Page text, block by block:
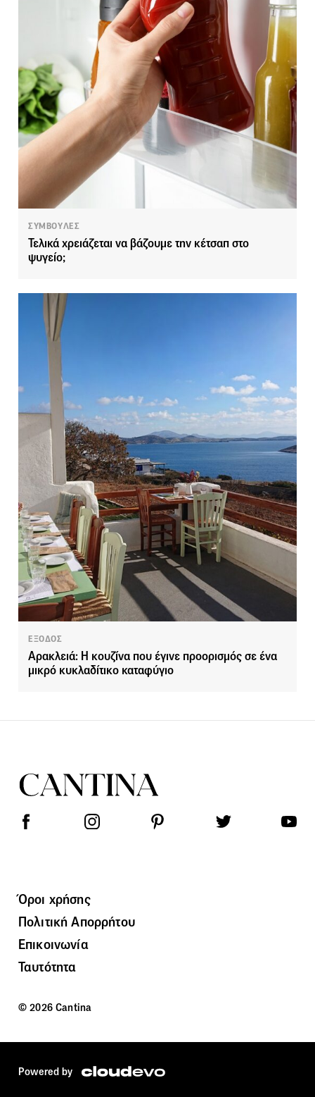
ΣΥΜΒΟΥΛΕΣ
Τελικά χρειάζεται να βάζουμε την κέτσαπ στο
ψυγείο;
ΕΞΟΔΟΣ
Αρακλειά: Η κουζίνα που έγινε προορισμός σε ένα
μικρό κυκλαδίτικο καταφύγιο
Όροι χρήσης
Πολιτική Απορρήτου
Επικοινωνία
Ταυτότητα
© 2026 Cantina
Powered by